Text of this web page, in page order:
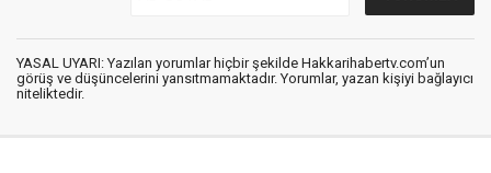
YASAL UYARI: Yazılan yorumlar hiçbir şekilde Hakkarihabertv.com’un
görüş ve düşüncelerini yansıtmamaktadır. Yorumlar, yazan kişiyi bağlayıcı
niteliktedir.